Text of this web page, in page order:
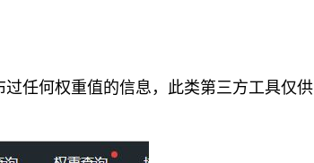
任何权重值的信息，此类第三方工具仅供